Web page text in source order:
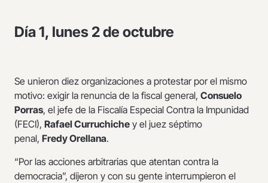
Día 1, lunes 2 de octubre
Se unieron diez organizaciones a protestar por el mismo
motivo: exigir la renuncia de la fiscal general, Consuelo
Porras, el jefe de la Fiscalía Especial Contra la Impunidad
(FECI), Rafael Curruchiche y el juez séptimo
penal, Fredy Orellana.
“Por las acciones arbitrarias que atentan contra la
democracia”, dijeron y con su gente interrumpieron el